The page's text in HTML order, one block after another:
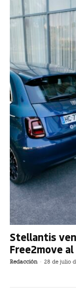
Stellantis
Free2move
Redacción - 28 de julio